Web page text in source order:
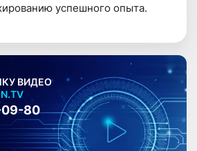
успешного опыта.
ВИДЕО
09-80